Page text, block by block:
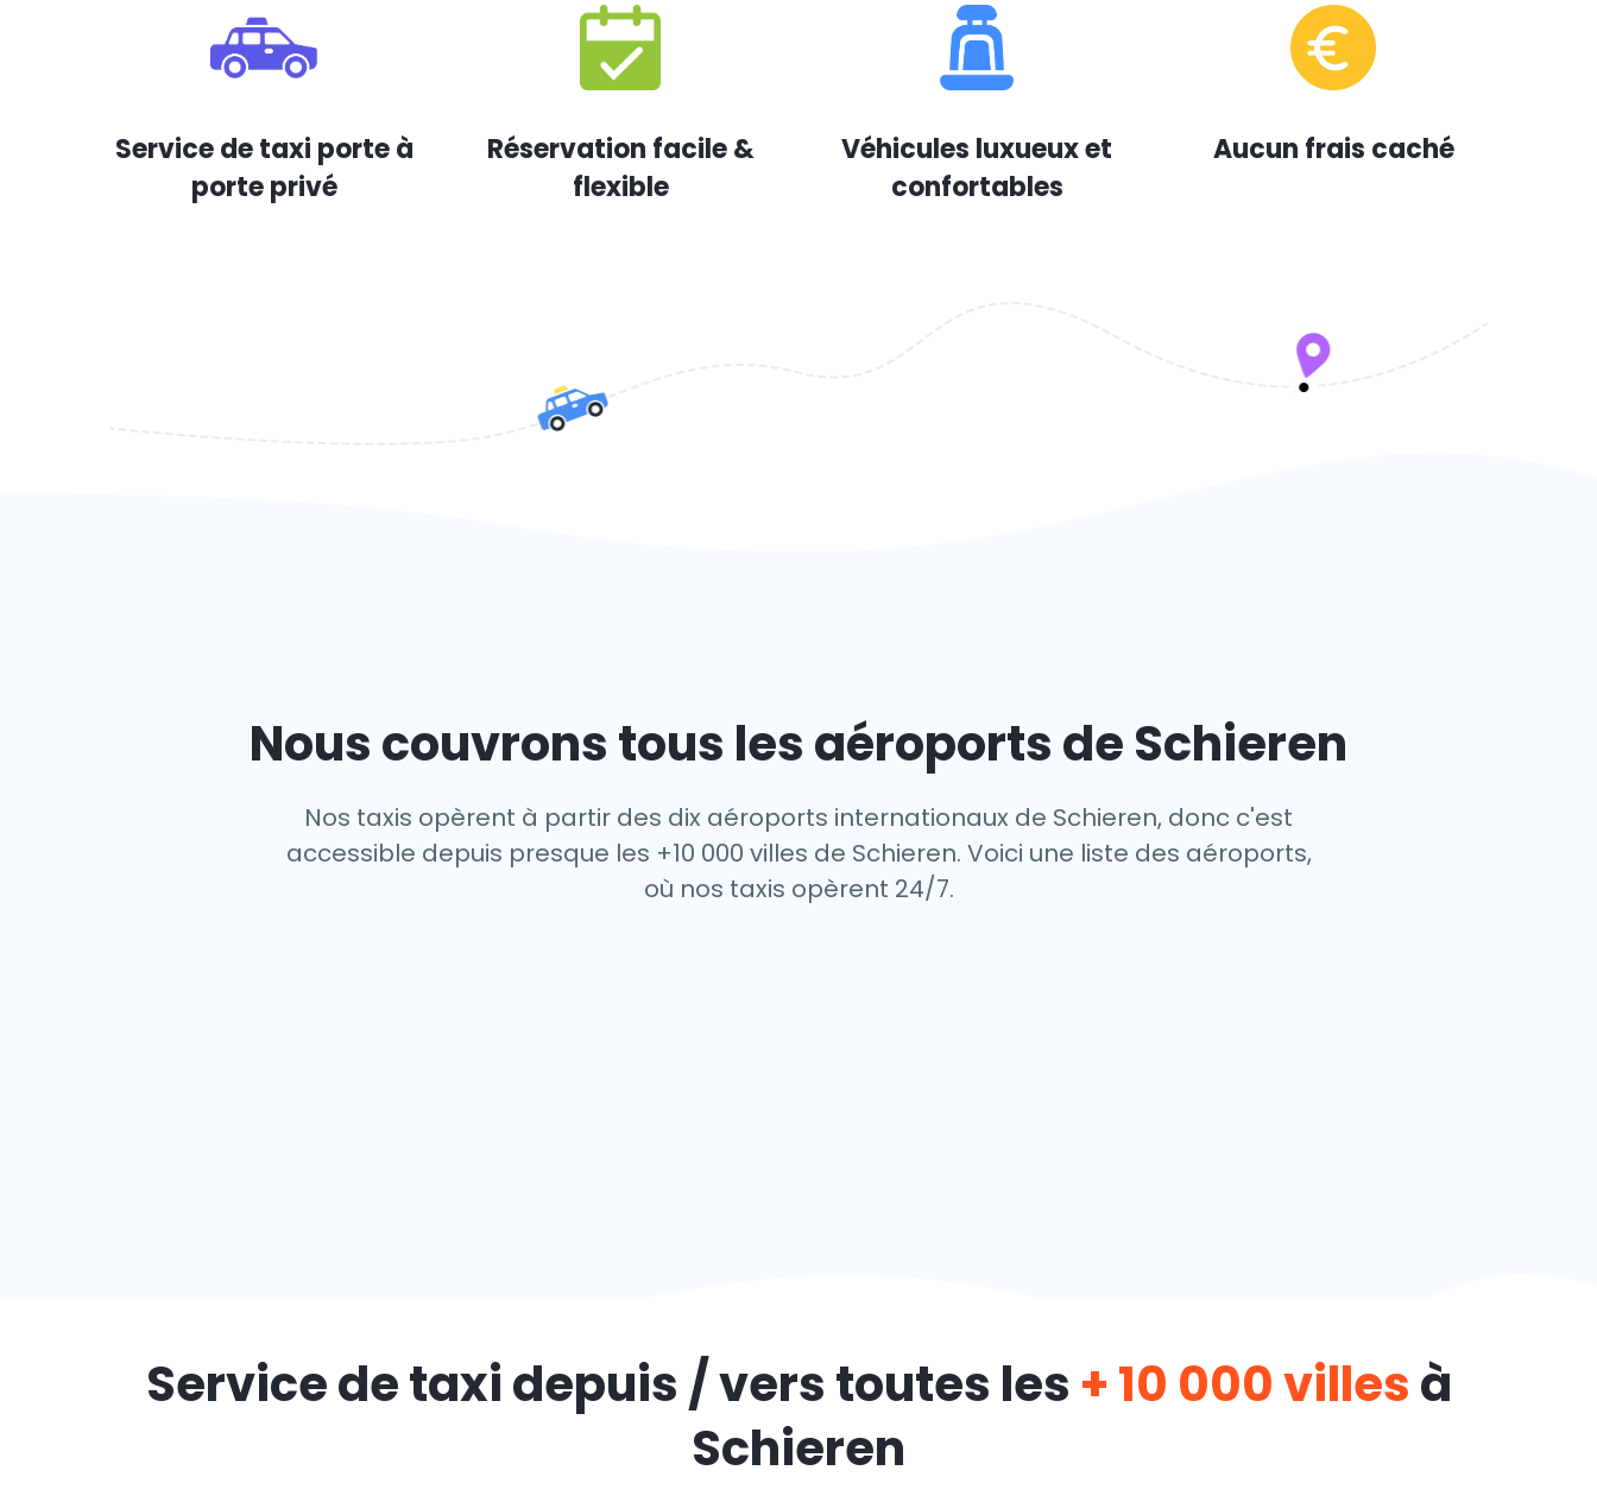
Service de taxi porte à
porte privé
Réservation facile &
flexible
Véhicules luxueux et
confortables
Aucun frais caché
Nous couvrons tous les aéroports de Schieren
Nos taxis opèrent à partir des dix aéroports internationaux de Schieren, donc c'est
accessible depuis presque les +10 000 villes de Schieren. Voici une liste des aéroports,
où nos taxis opèrent 24/7.
Service de taxi depuis / vers toutes les + 10 000 villesà
Schieren